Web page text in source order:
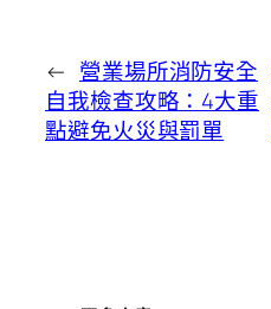
← 營業場所消防安全
自我檢查攻略：4大重
點避免火災與罰單